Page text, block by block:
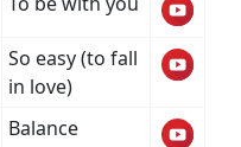
So easy (to fall
in love)
Balance